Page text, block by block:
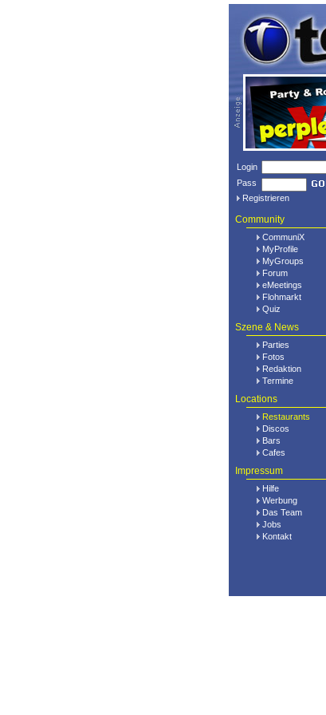
Login
Pass
Registrieren
Community
CommuniX
MyProfile
MyGroups
Forum
eMeetings
Flohmarkt
Quiz
Szene & News
Parties
Fotos
Redaktion
Termine
Locations
Restaurants
Discos
Bars
Cafes
Impressum
Hilfe
Werbung
Das Team
Jobs
Kontakt